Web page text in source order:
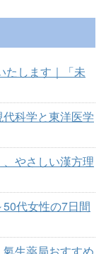
たします｜「未
科学と東洋医学
やさしい漢方理
代女性の7日間